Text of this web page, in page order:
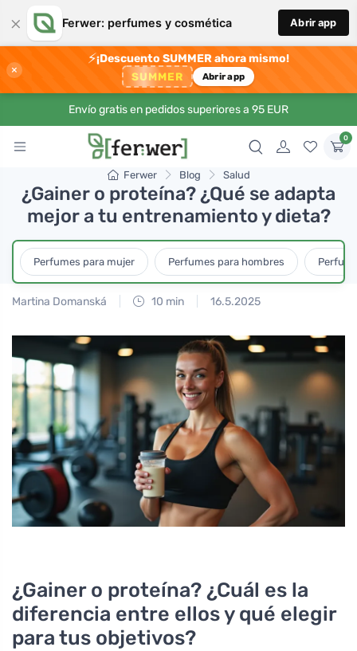
× Ferwer: perfumes y cosmética Abrir app
×
⚡¡Descuento SUMMER ahora mismo!
SUMMER Abrir app
Envío gratis en pedidos superiores a 95 EUR
0
Ferwer Blog Salud
¿Gainer o proteína? ¿Qué se adapta
mejor a tu entrenamiento y dieta?
Perfumes para mujer Perfumes para hombres
Martina Domanská 10 min 16.5.2025
¿Gainer o proteína? ¿Cuál es la
diferencia entre ellos y qué elegir
para tus objetivos?